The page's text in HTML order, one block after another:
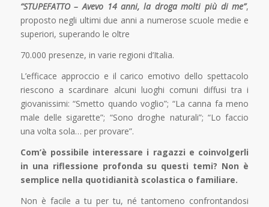
“STUPEFATTO – Avevo 14 anni, la droga molti più di me”,
proposto negli ultimi due anni a numerose scuole medie e
superiori, superando le oltre
70.000 presenze, in varie regioni d’Italia.
L’efficace approccio e il carico emotivo dello spettacolo
riescono a scardinare alcuni luoghi comuni diffusi tra i
giovanissimi: “Smetto quando voglio”; “La canna fa meno
male delle sigarette”; “Sono droghe naturali”; “Lo faccio
una volta sola… per provare”.
Com’è possibile interessare i ragazzi e coinvolgerli
in una riflessione profonda su questi temi? Non è
semplice nella quotidianità scolastica o familiare.
Non è facile a tu per tu, né tantomeno confrontandosi